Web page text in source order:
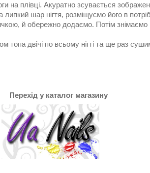
на плівці. Акуратно зсувається
шар нігтя, розміщуємо його в
й обережно додаємо. Потім
топа двічі по всьому нігті та ще раз
Перехід у каталог магазину